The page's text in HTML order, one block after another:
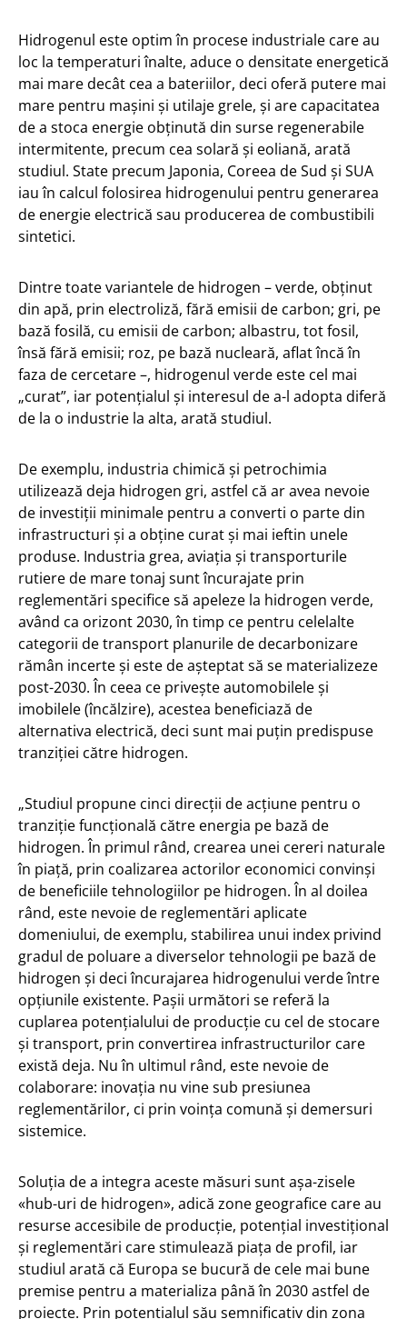
Hidrogenul este optim în procese industriale care au
loc la temperaturi înalte, aduce o densitate energetică
mai mare decât cea a bateriilor, deci oferă putere mai
mare pentru mașini și utilaje grele, și are capacitatea
de a stoca energie obținută din surse regenerabile
intermitente, precum cea solară și eoliană, arată
studiul. State precum Japonia, Coreea de Sud și SUA
iau în calcul folosirea hidrogenului pentru generarea
de energie electrică sau producerea de combustibili
sintetici.
Dintre toate variantele de hidrogen – verde, obținut
din apă, prin electroliză, fără emisii de carbon; gri, pe
bază fosilă, cu emisii de carbon; albastru, tot fosil,
însă fără emisii; roz, pe bază nucleară, aflat încă în
faza de cercetare –, hidrogenul verde este cel mai
„curat”, iar potențialul și interesul de a-l adopta diferă
de la o industrie la alta, arată studiul.
De exemplu, industria chimică și petrochimia
utilizează deja hidrogen gri, astfel că ar avea nevoie
de investiții minimale pentru a converti o parte din
infrastructuri și a obține curat și mai ieftin unele
produse. Industria grea, aviația și transporturile
rutiere de mare tonaj sunt încurajate prin
reglementări specifice să apeleze la hidrogen verde,
având ca orizont 2030, în timp ce pentru celelalte
categorii de transport planurile de decarbonizare
rămân incerte și este de așteptat să se materializeze
post-2030. În ceea ce privește automobilele și
imobilele (încălzire), acestea beneficiază de
alternativa electrică, deci sunt mai puțin predispuse
tranziției către hidrogen.
„Studiul propune cinci direcții de acțiune pentru o
tranziție funcțională către energia pe bază de
hidrogen. În primul rând, crearea unei cereri naturale
în piață, prin coalizarea actorilor economici convinși
de beneficiile tehnologiilor pe hidrogen. În al doilea
rând, este nevoie de reglementări aplicate
domeniului, de exemplu, stabilirea unui index privind
gradul de poluare a diverselor tehnologii pe bază de
hidrogen și deci încurajarea hidrogenului verde între
opțiunile existente. Pașii următori se referă la
cuplarea potențialului de producție cu cel de stocare
și transport, prin convertirea infrastructurilor care
există deja. Nu în ultimul rând, este nevoie de
colaborare: inovația nu vine sub presiunea
reglementărilor, ci prin voința comună și demersuri
sistemice.
Soluția de a integra aceste măsuri sunt așa-zisele
«hub-uri de hidrogen», adică zone geografice care au
resurse accesibile de producție, potențial investițional
și reglementări care stimulează piața de profil, iar
studiul arată că Europa se bucură de cele mai bune
premise pentru a materializa până în 2030 astfel de
proiecte. Prin potențialul său semnificativ din zona